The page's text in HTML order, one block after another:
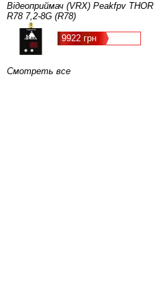
Відеоприймач (VRX) Peakfpv THOR
R78 7,2-8G (R78)
9922 грн
Смотреть все